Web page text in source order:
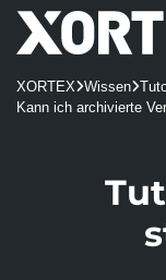
Leistungen
Leistungen
UX/UI-Design
Website Relaunch
Software
Onlineshop-
Referenzen
REDX Websites
TYPO3-Projekte
Benefits
Webagentur

XORTEXWissen
Kann ich archivierte